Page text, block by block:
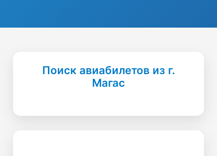
Поиск авиабилетов из г.
Магас